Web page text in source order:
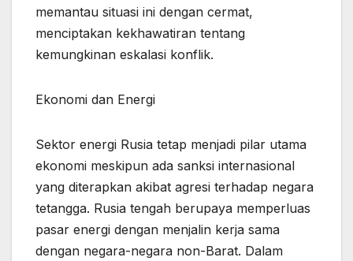
memantau situasi ini dengan cermat,
menciptakan kekhawatiran tentang
kemungkinan eskalasi konflik.
Ekonomi dan Energi
Sektor energi Rusia tetap menjadi pilar utama
ekonomi meskipun ada sanksi internasional
yang diterapkan akibat agresi terhadap negara
tetangga. Rusia tengah berupaya memperluas
pasar energi dengan menjalin kerja sama
dengan negara-negara non-Barat. Dalam